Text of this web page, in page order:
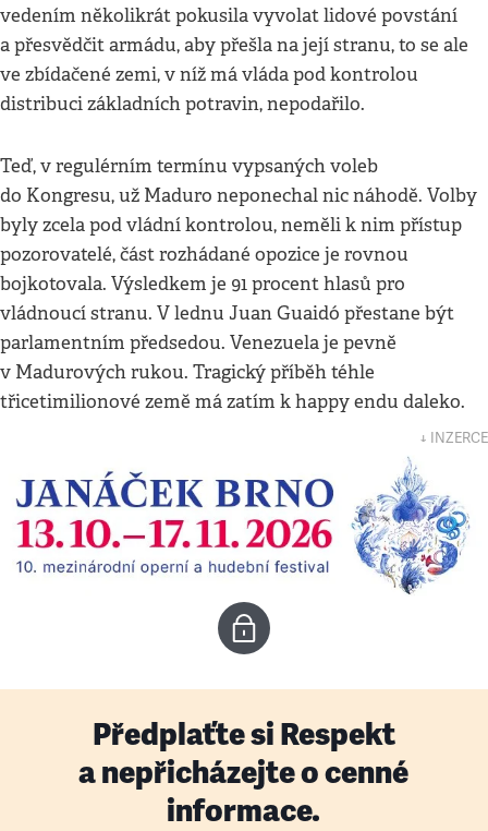
vedením několikrát pokusila vyvolat lidové povstání
a přesvědčit armádu, aby přešla na její stranu, to se ale
ve zbídačené zemi, v níž má vláda pod kontrolou
distribuci základních potravin, nepodařilo.
Teď, v regulérním termínu vypsaných voleb
do Kongresu, už Maduro neponechal nic náhodě. Volby
byly zcela pod vládní kontrolou, neměli k nim přístup
pozorovatelé, část rozhádané opozice je rovnou
bojkotovala. Výsledkem je 91 procent hlasů pro
vládnoucí stranu. V lednu Juan Guaidó přestane být
parlamentním předsedou. Venezuela je pevně
v Madurových rukou. Tragický příběh téhle
třicetimilionové země má zatím k happy endu daleko.
↓ INZERCE
Předplaťte si Respekt
a nepřicházejte o cenné
informace.